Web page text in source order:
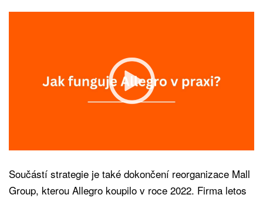
Součástí strategie je také dokončení reorganizace Mall
Group, kterou Allegro koupilo v roce 2022. Firma letos